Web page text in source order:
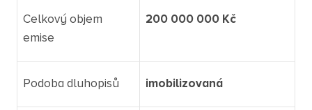
Celkový objem
emise
200 000 000 Kč
Podoba dluhopisů imobilizovaná